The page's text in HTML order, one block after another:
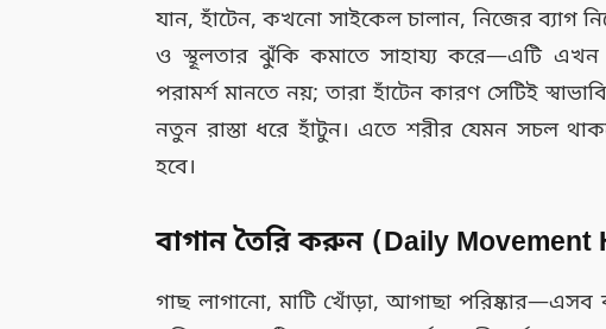
যান, হাঁটেন, কখনো সাইকেল চালান, নিজের ব্যাগ
ও স্থূলতার ঝুঁকি কমাতে সাহায্য করে—এটি এখন
পরামর্শ মানতে নয়; তারা হাঁটেন কারণ সেটিই
নতুন রাস্তা ধরে হাঁটুন। এতে শরীর যেমন সচল
হবে।
বাগান তৈরি করুন (Daily Movement
গাছ লাগানো, মাটি খোঁড়া, আগাছা পরিষ্কার—এসব